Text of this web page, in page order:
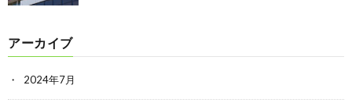
アーカイブ
2024年7月